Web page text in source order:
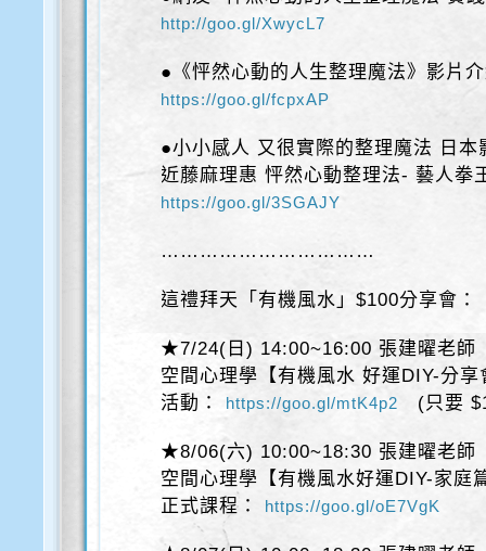
http://goo.gl/XwycL7
●《怦然心動的人生整理魔法》影片
https://goo.gl/fcpxAP
●小小感人 又很實際的整理魔法 日本
近藤麻理惠 怦然心動整理法- 藝人拳
https://goo.gl/3SGAJY
……………………………
這禮拜天「有機風水」$100分享會：
★7/24(日) 14:00~16:00 張建曜老師
空間心理學【有機風水 好運DIY-分享
活動： https://goo.gl/mtK4p2 (只要
★8/06(六) 10:00~18:30 張建曜老師
空間心理學【有機風水好運DIY-家庭
正式課程： https://goo.gl/oE7VgK